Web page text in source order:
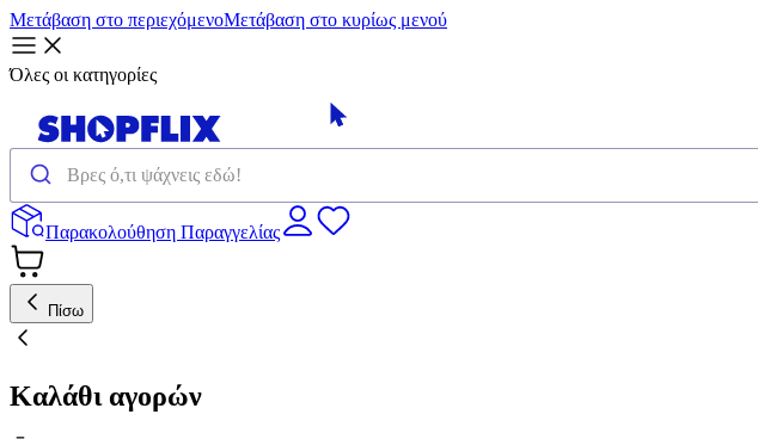
Μετάβαση στο περιεχόμενοΜετάβαση στο κυρίως μενού
Όλες οι κατηγορίες
Παρακολούθηση Παραγγελίας
Πίσω
Καλάθι αγορών